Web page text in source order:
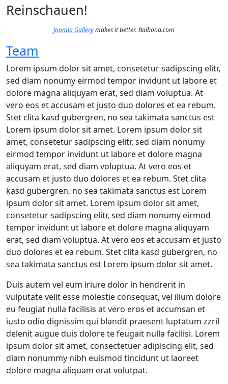
Reinschauen!
Joomla Gallerymakes it better. Balbooa.com
Team
Lorem ipsum dolor sit amet, consetetur sadipscing elitr,
sed diam nonumy eirmod tempor invidunt ut labore et
dolore magna aliquyam erat, sed diam voluptua. At
vero eos et accusam et justo duo dolores et ea rebum.
Stet clita kasd gubergren, no sea takimata sanctus est
Lorem ipsum dolor sit amet. Lorem ipsum dolor sit
amet, consetetur sadipscing elitr, sed diam nonumy
eirmod tempor invidunt ut labore et dolore magna
aliquyam erat, sed diam voluptua. At vero eos et
accusam et justo duo dolores et ea rebum. Stet clita
kasd gubergren, no sea takimata sanctus est Lorem
ipsum dolor sit amet. Lorem ipsum dolor sit amet,
consetetur sadipscing elitr, sed diam nonumy eirmod
tempor invidunt ut labore et dolore magna aliquyam
erat, sed diam voluptua. At vero eos et accusam et justo
duo dolores et ea rebum. Stet clita kasd gubergren, no
sea takimata sanctus est Lorem ipsum dolor sit amet.
Duis autem vel eum iriure dolor in hendrerit in
vulputate velit esse molestie consequat, vel illum dolore
eu feugiat nulla facilisis at vero eros et accumsan et
iusto odio dignissim qui blandit praesent luptatum zzril
delenit augue duis dolore te feugait nulla facilisi. Lorem
ipsum dolor sit amet, consectetuer adipiscing elit, sed
diam nonummy nibh euismod tincidunt ut laoreet
dolore magna aliquam erat volutpat.